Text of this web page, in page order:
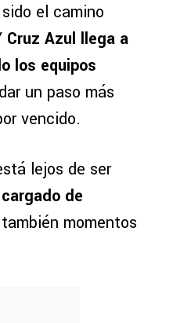
el camino
Cruz Azul llega a
los equipos
un paso más
vencido.
lejos de ser
de
momentos